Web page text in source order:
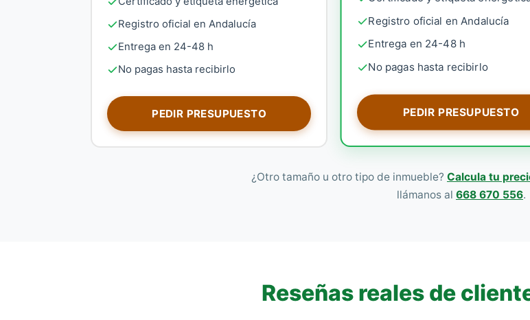
Registro oficial en Andalucía
Entrega en 24-48 h
No pagas hasta recibirlo
PEDIR PRESUPUESTO
Registro oficial en Andalucía
Entrega en 24-48 h
No pagas hasta recibirlo
PEDIR PRESUPUESTO
¿Otro tamaño u otro tipo de inmueble? Calcula tu
llámanos al 668 670 556.
Reseñas reales de